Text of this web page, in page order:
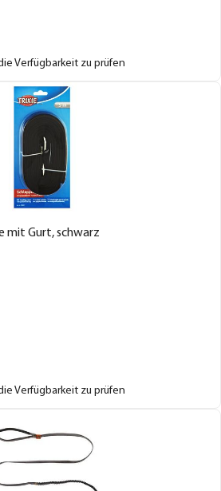
Verfügbarkeit zu prüfen
mit Gurt, schwarz
Verfügbarkeit zu prüfen